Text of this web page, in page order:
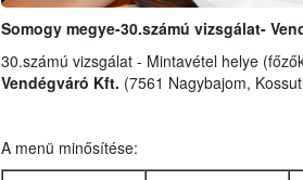
Somogy megye-30.számú vizsgálat-
30.számú vizsgálat - Mintavétel helye
Vendégváró Kft. (7561 Nagybajom,
A menü minősítése: